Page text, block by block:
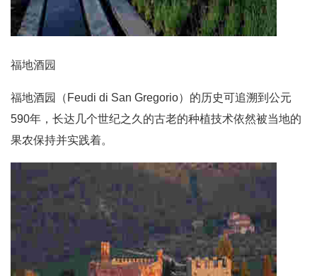
福地酒园
福地酒园（Feudi di San Gregorio）的历史可追溯到公元
590年，长达几个世纪之久的古老的种植技术依然被当地的
果农保持并实践着。